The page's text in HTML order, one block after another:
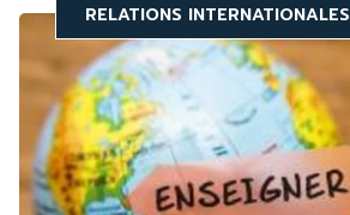
RELATIONS INTERNATIONALES